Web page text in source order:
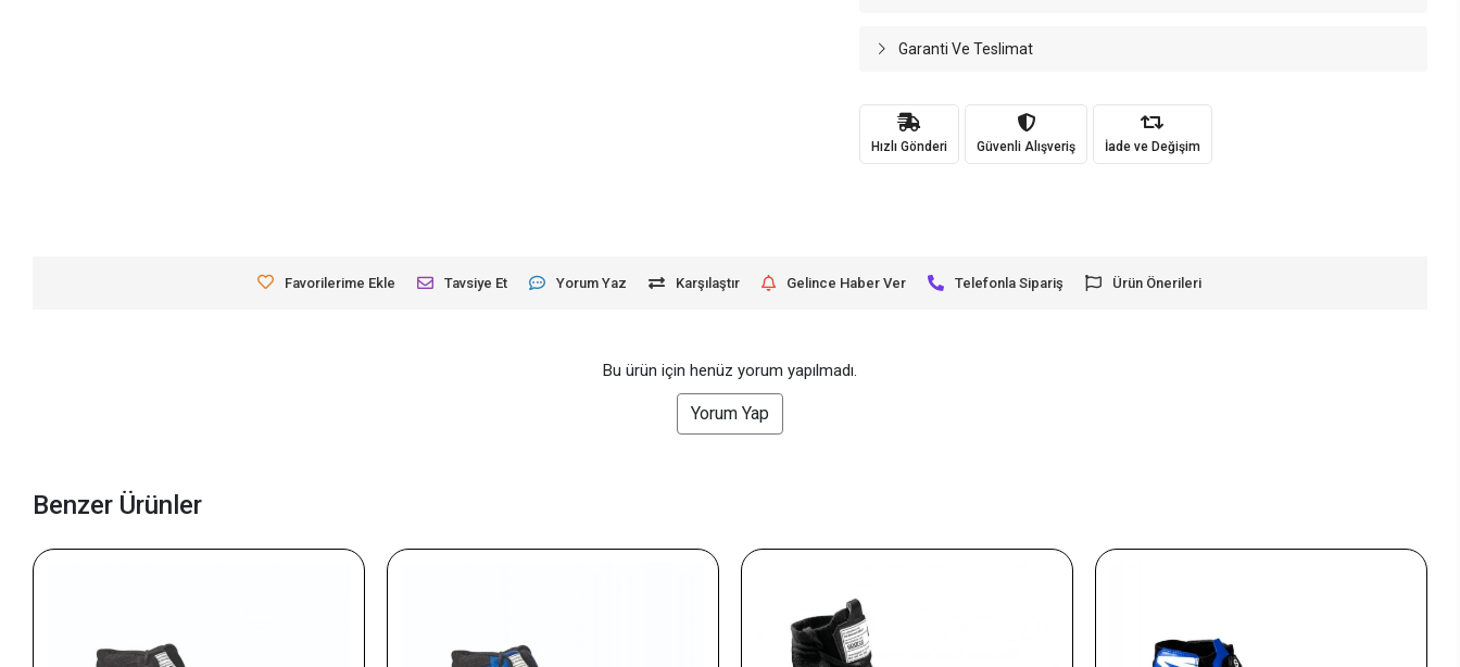
Garanti Ve Teslimat
Hızlı Gönderi Güvenli Alışveriş İade ve Değişim
Favorilerime Ekle Tavsiye Et Yorum Yaz Karşılaştır Gelince Haber Ver Telefonla Sipariş Ürün Önerileri
Bu ürün için henüz yorum yapılmadı.
Yorum Yap
Benzer Ürünler